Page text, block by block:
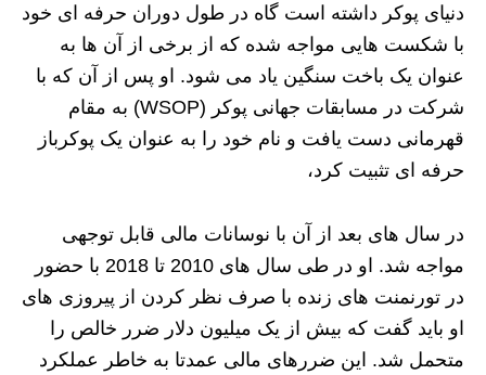
دنیای پوکر داشته است گاه در طول دوران حرفه ای خود
با شکست هایی مواجه شده که از برخی از آن ها به
عنوان یک باخت سنگین یاد می شود. او پس از آن که با
شرکت در مسابقات جهانی پوکر (WSOP) به مقام
قهرمانی دست یافت و نام خود را به عنوان یک پوکرباز
حرفه ای تثبیت کرد،
در سال های بعد از آن با نوسانات مالی قابل توجهی
مواجه شد. او در طی سال های 2010 تا 2018 با حضور
در تورنمنت های زنده با صرف نظر کردن از پیروزی های
او باید گفت که بیش از یک میلیون دلار ضرر خالص را
متحمل شد. این ضررهای مالی عمدتا به خاطر عملکرد